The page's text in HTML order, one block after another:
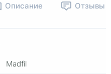
Описание Отзывы
Madfil